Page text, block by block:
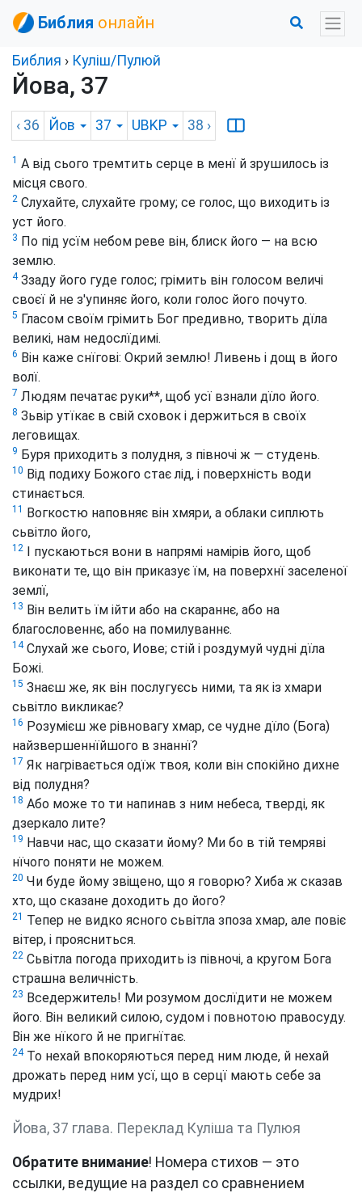
Библия онлайн
Библия › Куліш/Пулюй
Йова, 37
‹ 36 Йов 37 UBKP 38 ›
1 А від сього тремтить серце в менї й зрушилось із
місця свого.
2 Слухайте, слухайте грому; се голос, що виходить із
уст його.
3 По під усїм небом реве він, блиск його — на всю
землю.
4Ззаду його гуде голос; грімить він голосом величі
своєї й не з'упиняє його, коли голос його почуто.
5 Гласом своїм грімить Бог предивно, творить дїла
великі, нам недослїдимі.
6 Він каже снїгові: Окрий землю! Ливень і дощ в його
волї.
7 Людям печатає руки**, щоб усї взнали дїло його.
8 Зьвір утїкає в свій сховок і держиться в своїх
леговищах.
9 Буря приходить з полудня, з півночі ж — студень.
10 Від подиху Божого стає лід, і поверхність води
стинається.
11
Вогкостю наповняє він хмяри, а облаки сиплють
сьвітло його,
12
І пускаються вони в напрямі намірів його, щоб
виконати те, що він приказує їм, на поверхнї заселеної
землї,
13 Він велить їм ійти або на скараннє, або на
благословеннє, або на помилуваннє.
14Слухай же сього, Иове; стій і роздумуй чудні дїла
Божі.
15 Знаєш же, як він послугуєсь ними, та як із хмари
сьвітло викликає?
16 Розумієш же рівновагу хмар, се чудне дїло (Бога)
найзвершеннїйшого в знаннї?
17 Як нагрівається одїж твоя, коли він спокійно дихне
від полудня?
18 Або може то ти напинав з ним небеса, тверді, як
дзеркало лите?
19 Навчи нас, що сказати йому? Ми бо в тій темряві
нїчого поняти не можем.
20 Чи буде йому звіщено, що я говорю? Хиба ж сказав
хто, що сказане доходить до його?
21 Тепер не видко ясного сьвітла зпоза хмар, але повіє
вітер, і проясниться.
22 Сьвітла погода приходить із півночі, а кругом Бога
страшна величність.
23 Вседержитель! Ми розумом дослїдити не можем
його. Він великий силою, судом і повнотою правосуду.
Він же нїкого й не пригнїтає.
24То нехай впокоряються перед ним люде, й нехай
дрожать перед ним усї, що в серцї мають себе за
мудрих!
Йова, 37 глава. Переклад Куліша та Пулюя
Обратите внимание! Номера стихов — это
ссылки, ведущие на раздел со сравнением